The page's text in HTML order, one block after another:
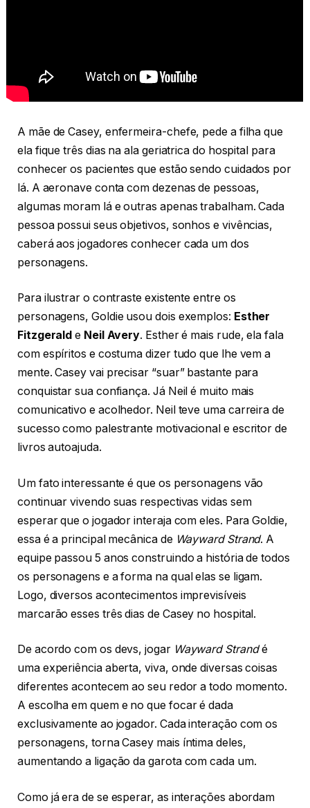
A mãe de Casey, enfermeira-chefe, pede a filha que
ela fique três dias na ala geriatrica do hospital para
conhecer os pacientes que estão sendo cuidados por
lá. A aeronave conta com dezenas de pessoas,
algumas moram lá e outras apenas trabalham. Cada
pessoa possui seus objetivos, sonhos e vivências,
caberá aos jogadores conhecer cada um dos
personagens.
Para ilustrar o contraste existente entre os
personagens, Goldie usou dois exemplos: Esther
Fitzgerald e Neil Avery. Esther é mais rude, ela fala
com espíritos e costuma dizer tudo que lhe vem a
mente. Casey vai precisar “suar” bastante para
conquistar sua confiança. Já Neil é muito mais
comunicativo e acolhedor. Neil teve uma carreira de
sucesso como palestrante motivacional e escritor de
livros autoajuda.
Um fato interessante é que os personagens vão
continuar vivendo suas respectivas vidas sem
esperar que o jogador interaja com eles. Para Goldie,
essa é a principal mecânica de Wayward Strand. A
equipe passou 5 anos construindo a história de todos
os personagens e a forma na qual elas se ligam.
Logo, diversos acontecimentos imprevisíveis
marcarão esses três dias de Casey no hospital.
De acordo com os devs, jogar Wayward Strandé
uma experiência aberta, viva, onde diversas coisas
diferentes acontecem ao seu redor a todo momento.
A escolha em quem e no que focar é dada
exclusivamente ao jogador. Cada interação com os
personagens, torna Casey mais íntima deles,
aumentando a ligação da garota com cada um.
Como já era de se esperar, as interações abordam